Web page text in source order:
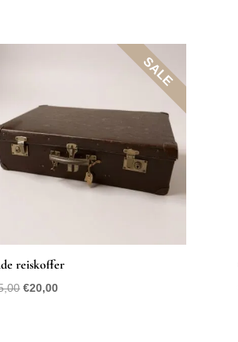
SALE
reiskoffer
Oorspronkelijke
€20,00Huidige